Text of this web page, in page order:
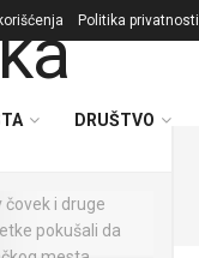
Politika privatnosti
DRUŠTVO